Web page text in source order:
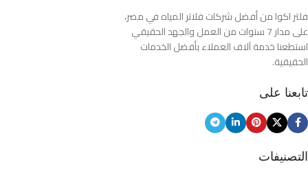
فلتر اكوا من أفضل شركات فلاتر المياه في مصر،
على مدار 7 سنوات من العمل والجهد الحقيقي
استطعنا خدمة آلاف العملاء بأفضل الخدمات
الحقيقية.
تابعنا على
التصنيفات